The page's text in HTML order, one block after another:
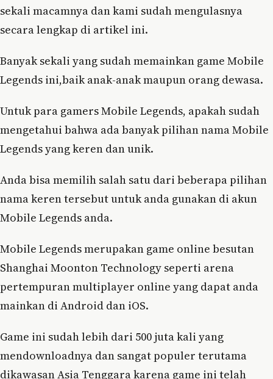
sekali macamnya dan kami sudah mengulasnya
secara lengkap di artikel ini.
Banyak sekali yang sudah memainkan game Mobile
Legends ini,baik anak-anak maupun orang dewasa.
Untuk para gamers Mobile Legends, apakah sudah
mengetahui bahwa ada banyak pilihan nama Mobile
Legends yang keren dan unik.
Anda bisa memilih salah satu dari beberapa pilihan
nama keren tersebut untuk anda gunakan di akun
Mobile Legends anda.
Mobile Legends merupakan game online besutan
Shanghai Moonton Technology seperti arena
pertempuran multiplayer online yang dapat anda
mainkan di Android dan iOS.
Game ini sudah lebih dari 500 juta kali yang
mendownloadnya dan sangat populer terutama
dikawasan Asia Tenggara karena game ini telah